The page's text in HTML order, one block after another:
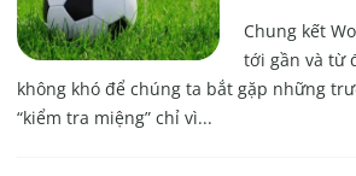
Chung kết
tới gần và từ
không khó để chúng ta bắt gặp những
“kiểm tra miệng” chỉ vì...